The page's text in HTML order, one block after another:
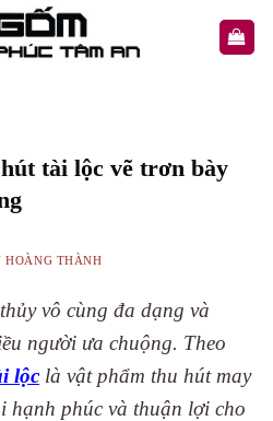
tài lộc vẽ trơn bày
HOÀNG THÀNH
vô cùng đa dạng và
người ưa chuộng. Theo
lộc là vật phẩm thu hút may
hạnh phúc và thuận lợi cho